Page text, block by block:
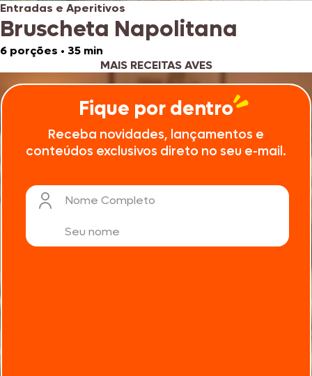
Entradas e Aperitivos
Bruscheta Napolitana
6 porções • 35 min
MAIS RECEITAS AVES
Fique por dentro
Receba novidades, lançamentos e
conteúdos exclusivos direto no seu e-mail.
Nome Completo